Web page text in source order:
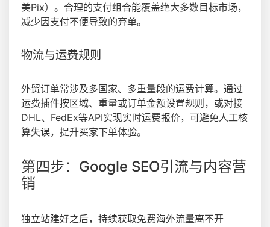
美Pix）。合理的支付组合能覆盖绝大多数目标市场，
减少因支付不便导致的弃单。
物流与运费规则
外贸订单常涉及多国家、多重量段的运费计算。通过
运费插件按区域、重量或订单金额设置规则，或对接
DHL、FedEx等API实现实时运费报价，可避免人工核
算失误，提升买家下单体验。
第四步：Google SEO引流与内容营
销
独立站建好之后，持续获取免费海外流量离不开